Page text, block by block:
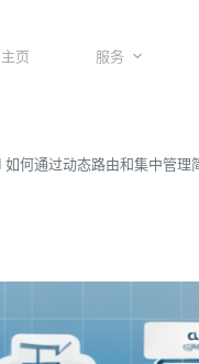
主页 服务
何通过动态路由和集中管